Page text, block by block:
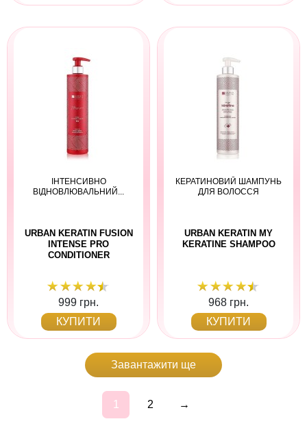
ІНТЕНСИВНО
ВІДНОВЛЮВАЛЬНИЙ...
URBAN KERATIN FUSION
INTENSE PRO
CONDITIONER
999 грн.
КУПИТИ
КЕРАТИНОВИЙ ШАМПУНЬ
ДЛЯ ВОЛОССЯ
URBAN KERATIN MY
KERATINE SHAMPOO
968 грн.
КУПИТИ
Завантажити ще
1 2 →